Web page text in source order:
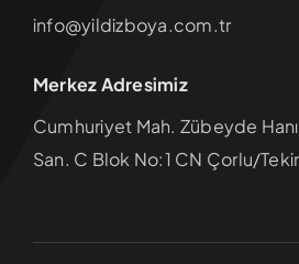
info@yildizboya.com.tr
Merkez Adresimiz
Cumhuriyet Mah. Zübeyde
San. C Blok No:1 CN Çorlu/